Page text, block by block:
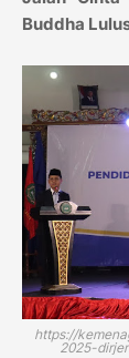
Buddha
https://
2025-